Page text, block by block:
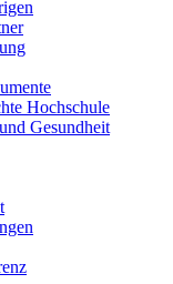
Hochschule
Gesundheit